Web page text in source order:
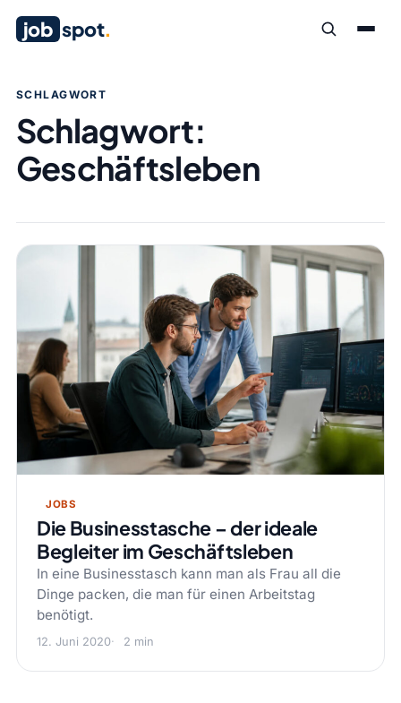
job spot.
SCHLAGWORT
Schlagwort:
Geschäftsleben
JOBS
Die Businesstasche – der ideale
Begleiter im Geschäftsleben
In eine Businesstasch kann man als Frau all die
Dinge packen, die man für einen Arbeitstag
benötigt.
12. Juni 2020 2 min